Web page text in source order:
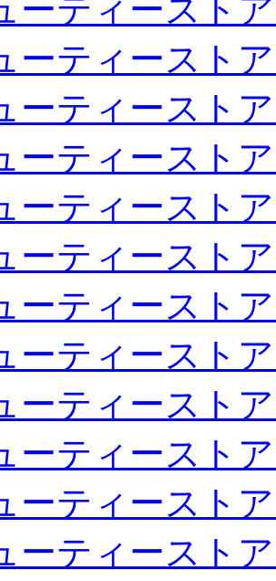
ーティースト
ーティースト
ーティースト
ーティースト
ーティースト
ーティースト
ーティースト
ーティースト
ーティースト
ーティースト
ーティースト
ーティースト